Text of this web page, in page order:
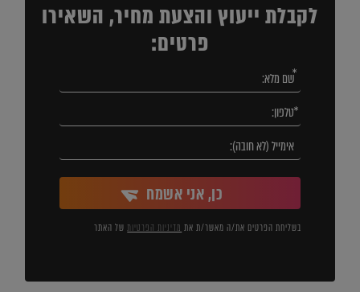
לקבלת ייעוץ והצעת מחיר, השאירו
פרטים:
כן, אני אשמח
בשליחת הפרטים את/ה מאשר/ת את מדיניות הפרטיותשל האתר